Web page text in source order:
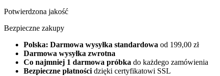
Potwierdzona jakość
Bezpieczne zakupy
Polska: Darmowa wysyłka standardowa od 199,00 zł
Darmowa wysyłka zwrotna
Co najmniej 1 darmowa próbka do każdego zamówienia
Bezpieczne płatności dzięki certyfikatowi SSL